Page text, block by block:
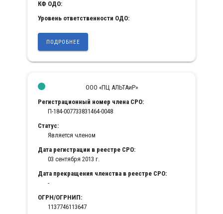
КФ ОДО:
Уровень ответственности ОДО:
ПОДРОБНЕЕ
ООО «ПЦ АЛЬТАиР»
Регистрационный номер члена СРО:
П-184-007733831464-0048
Статус:
Является членом
Дата регистрации в реестре СРО:
03 сентября 2013 г.
Дата прекращения членства в реестре СРО:
-
ОГРН/ОГРНИП:
1137746113647